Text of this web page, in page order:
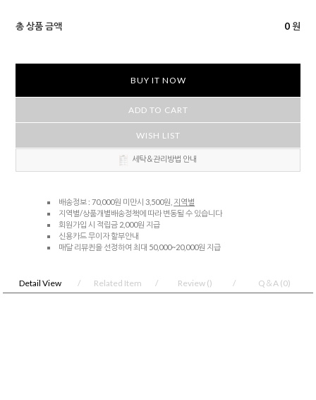
총 상품 금액 0 원
BUY IT NOW
ADD TO CART
WISH LIST
세탁＆관리방법 안내
배송정보 : 70,000원 미만시 3,500원, 지역별
지역별/상품개별배송정책에 따라 변동될 수 있습니다
회원가입 시 적립금 2,000원 지급
신용카드 무이자 할부안내
매달 리뷰퀸을 선정하여 최대 50,000~20,000원 지급
Detail View Related Item Review () Q＆A (0)